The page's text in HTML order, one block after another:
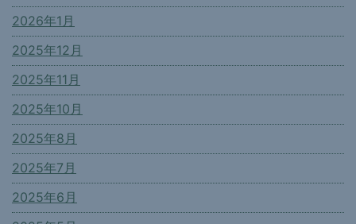
2026年1月
2025年12月
2025年11月
2025年10月
2025年8月
2025年7月
2025年6月